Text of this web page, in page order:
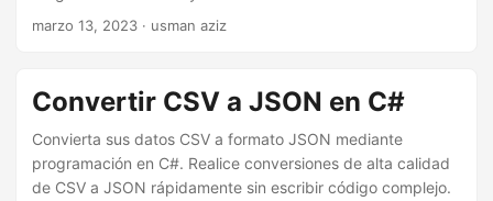
velocidad de procesamiento.
marzo 13, 2023 · usman aziz
Convertir CSV a JSON en C#
Convierta sus datos CSV a formato JSON mediante
programación en C#. Realice conversiones de alta calidad
de CSV a JSON rápidamente sin escribir código complejo.